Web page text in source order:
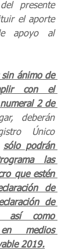
presente
el aporte
apoyo al
sin ánimo de
con el
2 de
deberán
Único
sólo podrán
las
que estén
de
de
así como
medios
2019.